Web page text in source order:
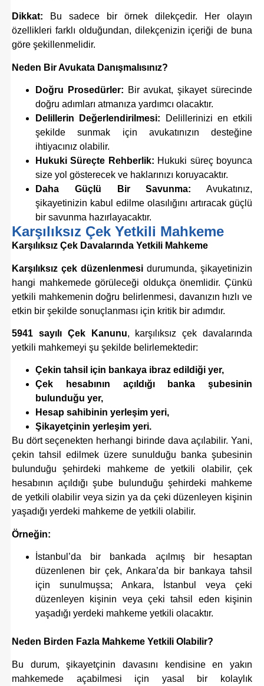
Dikkat: Bu sadece bir örnek dilekçedir. Her olayın
özellikleri farklı olduğundan, dilekçenizin içeriği de buna
göre şekillenmelidir.
Neden Bir Avukata Danışmalısınız?
Doğru Prosedürler: Bir avukat, şikayet sürecinde
doğru adımları atmanıza yardımcı olacaktır.
Delillerin Değerlendirilmesi: Delillerinizi en etkili
şekilde sunmak için avukatınızın desteğine
ihtiyacınız olabilir.
Hukuki Süreçte Rehberlik: Hukuki süreç boyunca
size yol gösterecek ve haklarınızı koruyacaktır.
Daha Güçlü Bir Savunma: Avukatınız,
şikayetinizin kabul edilme olasılığını artıracak güçlü
bir savunma hazırlayacaktır.
Karşılıksız Çek Yetkili Mahkeme
Karşılıksız Çek Davalarında Yetkili Mahkeme
Karşılıksız çek düzenlenmesi durumunda, şikayetinizin
hangi mahkemede görüleceği oldukça önemlidir. Çünkü
yetkili mahkemenin doğru belirlenmesi, davanızın hızlı ve
etkin bir şekilde sonuçlanması için kritik bir adımdır.
5941 sayılı Çek Kanunu, karşılıksız çek davalarında
yetkili mahkemeyi şu şekilde belirlemektedir:
Çekin tahsil için bankaya ibraz edildiği yer,
Çek hesabının açıldığı banka şubesinin
bulunduğu yer,
Hesap sahibinin yerleşim yeri,
Şikayetçinin yerleşim yeri.
Bu dört seçenekten herhangi birinde dava açılabilir. Yani,
çekin tahsil edilmek üzere sunulduğu banka şubesinin
bulunduğu şehirdeki mahkeme de yetkili olabilir, çek
hesabının açıldığı şube bulunduğu şehirdeki mahkeme
de yetkili olabilir veya sizin ya da çeki düzenleyen kişinin
yaşadığı yerdeki mahkeme de yetkili olabilir.
Örneğin:
İstanbul’da bir bankada açılmış bir hesaptan
düzenlenen bir çek, Ankara’da bir bankaya tahsil
için sunulmuşsa; Ankara, İstanbul veya çeki
düzenleyen kişinin veya çeki tahsil eden kişinin
yaşadığı yerdeki mahkeme yetkili olacaktır.
Neden Birden Fazla Mahkeme Yetkili Olabilir?
Bu durum, şikayetçinin davasını kendisine en yakın
mahkemede açabilmesi için yasal bir kolaylık